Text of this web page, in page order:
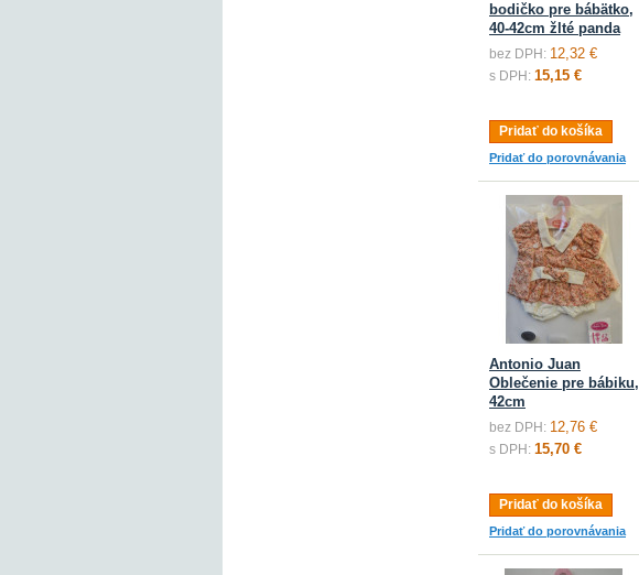
bodičko pre bábätko,
40-42cm žlté panda
bez DPH: 12,32 €
s DPH: 15,15 €
Pridať do košíka
Pridať do porovnávania
Antonio Juan
Oblečenie pre bábiku,
42cm
bez DPH: 12,76 €
s DPH: 15,70 €
Pridať do košíka
Pridať do porovnávania